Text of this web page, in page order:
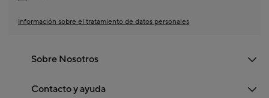
Información sobre el tratamiento de datos personales
Sobre Nosotros
Contacto y ayuda